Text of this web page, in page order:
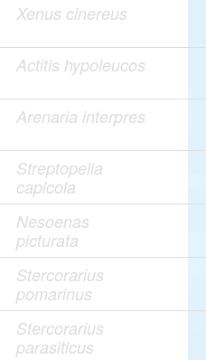
Xenus cinereus
Actitis hypoleucos
Arenaria interpres
Streptopelia
capicola
Nesoenas
picturata
Stercorarius
pomarinus
Stercorarius
parasiticus